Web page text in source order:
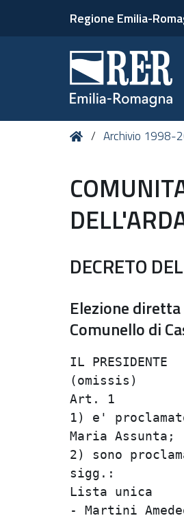
Regione Emilia-
Tu HomeArchivio 1998-
DECRETO
Elezione
Comunello di
IL PRESIDENTE
(omissis)	decreta:
Art. 1
1) e'
Maria Assunta;
2) sono
sigg.:
Lista unica
- Martini